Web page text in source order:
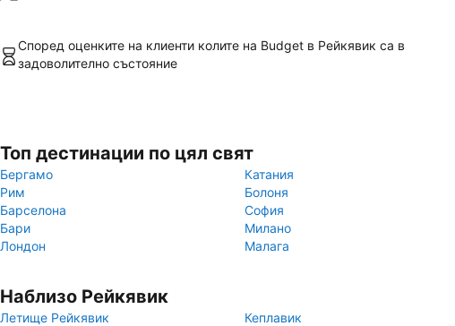
Според оценките на клиенти колите на Budget в Рейкявик са в
задоволително състояние
Топ дестинации по цял свят
Бергамо
Катания
Рим
Болоня
Барселона
София
Бари
Милано
Лондон
Малага
Наблизо Рейкявик
Летище Рейкявик Кеплавик